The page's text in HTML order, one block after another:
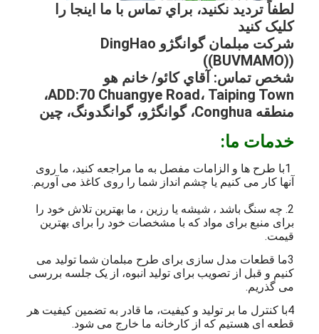
لطفاً ترديد نکنید، براي تماس با ما اينجا را
کلیک کنید
شرکت مبلمان گوانگژو DingHao
((BUVMAMO))
شخص تماس: آقاي کائو/ خانم هو
ADD:70 Chuangye Road، Taiping Town،
منطقه Conghua، گوانگژو، گوانگدونگ، چین
خدمات ما:
1با طرح ها و الزامات مفصل به ما مراجعه کنید، ما روی
آنها کار می کنیم یا چشم انداز شما را روی کاغذ می آوریم.
2. چه سنگ باشد ، شیشه یا رزین ، ما بهترین تلاش خود را
برای منبع برای مواد که با مشخصات خود را برای بهترین
قیمت.
3ما قطعات مدل سازی برای طرح مبلمان شما تولید می
کنیم و قبل از تصویب برای تولید انبوه، از یک جلسه بررسی
می گذریم.
4با کنترل ما بر تولید و کیفیت، ما قادر به تضمین کیفیت هر
قطعه ای هستیم که از کارخانه ما خارج می شود.